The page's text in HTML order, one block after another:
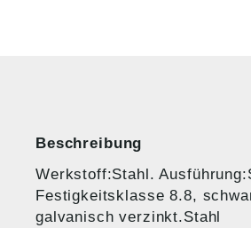
Beschreibung
Werkstoff:Stahl.
Festigkeitsklasse 8.8,
galvanisch verzinkt.Stahl